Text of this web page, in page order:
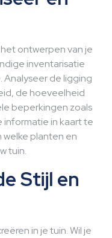
ontwerpen van je
inventarisatie
Analyseer de ligging
de hoeveelheid
beperkingen zoals
in kaart te
planten en
tuin.
Stijl en
in je tuin. Wil je